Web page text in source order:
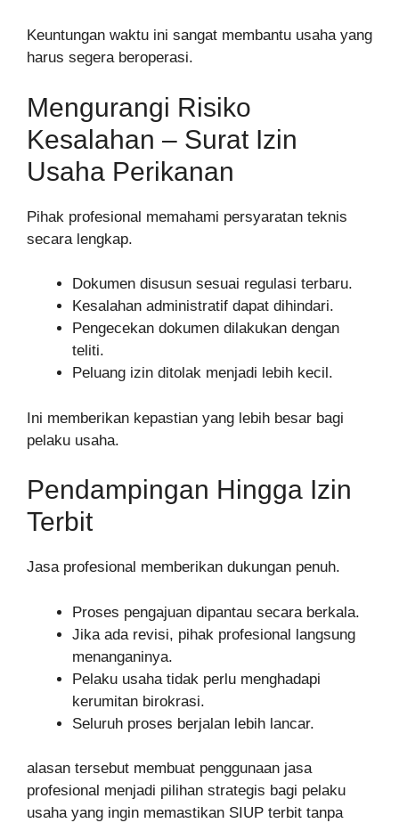
Keuntungan waktu ini sangat membantu usaha yang
harus segera beroperasi.
Mengurangi Risiko
Kesalahan – Surat Izin
Usaha Perikanan
Pihak profesional memahami persyaratan teknis
secara lengkap.
Dokumen disusun sesuai regulasi terbaru.
Kesalahan administratif dapat dihindari.
Pengecekan dokumen dilakukan dengan
teliti.
Peluang izin ditolak menjadi lebih kecil.
Ini memberikan kepastian yang lebih besar bagi
pelaku usaha.
Pendampingan Hingga Izin
Terbit
Jasa profesional memberikan dukungan penuh.
Proses pengajuan dipantau secara berkala.
Jika ada revisi, pihak profesional langsung
menanganinya.
Pelaku usaha tidak perlu menghadapi
kerumitan birokrasi.
Seluruh proses berjalan lebih lancar.
alasan tersebut membuat penggunaan jasa
profesional menjadi pilihan strategis bagi pelaku
usaha yang ingin memastikan SIUP terbit tanpa